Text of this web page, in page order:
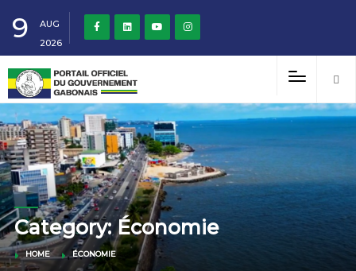
9
AUG
2026
Category: Économie
HOME ÉCONOMIE